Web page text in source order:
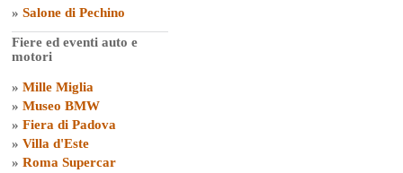
» Salone di Pechino
Fiere ed eventi auto e
motori
» Mille Miglia
» Museo BMW
» Fiera di Padova
» Villa d'Este
» Roma Supercar